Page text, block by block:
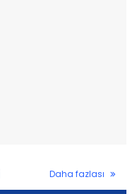
Daha fazlası